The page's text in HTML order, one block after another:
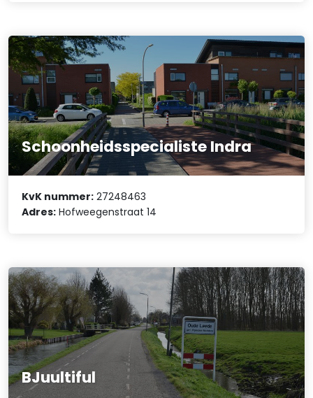
Schoonheidsspecialiste Indra
KvK nummer: 27248463
Adres: Hofweegenstraat 14
BJuultiful